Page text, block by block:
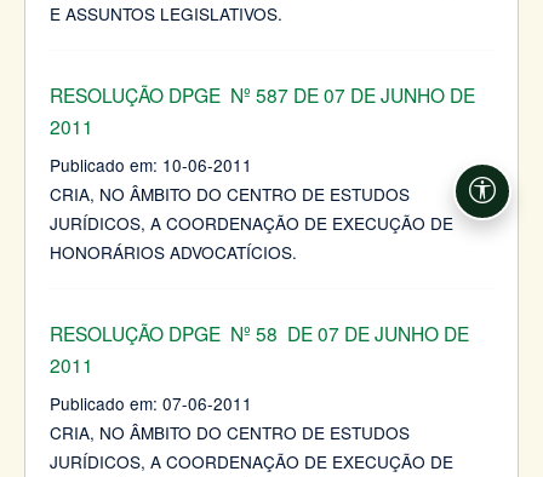
E ASSUNTOS LEGISLATIVOS.
RESOLUÇÃO DPGE Nº 587 DE 07 DE JUNHO DE
2011
Publicado em: 10-06-2011
CRIA, NO ÂMBITO DO CENTRO DE ESTUDOS
JURÍDICOS, A COORDENAÇÃO DE EXECUÇÃO DE
HONORÁRIOS ADVOCATÍCIOS.
RESOLUÇÃO DPGE Nº 58 DE 07 DE JUNHO DE
2011
Publicado em: 07-06-2011
CRIA, NO ÂMBITO DO CENTRO DE ESTUDOS
JURÍDICOS, A COORDENAÇÃO DE EXECUÇÃO DE